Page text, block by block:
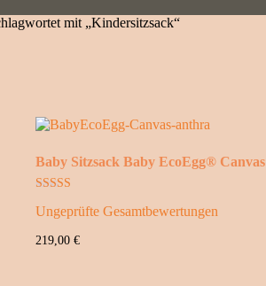
mit „Kindersitzsack“
Baby Sitzsack Baby EcoEgg® Canvas
5.00
Ungeprüfte Gesamtbewertungen
219,00€